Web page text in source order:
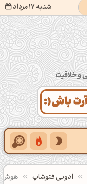
شنبه 17 مرداد
ادوبی فتوشاپ هوش